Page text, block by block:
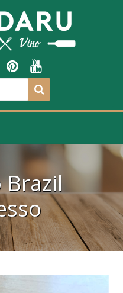
Brazil